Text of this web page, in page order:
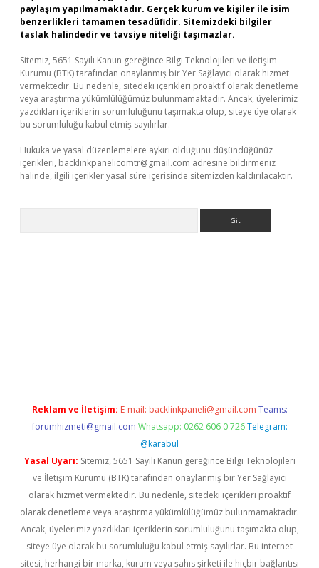
paylaşım yapılmamaktadır. Gerçek kurum ve kişiler ile isim
benzerlikleri tamamen tesadüfidir. Sitemizdeki bilgiler
taslak halindedir ve tavsiye niteliği taşımazlar.
Sitemiz, 5651 Sayılı Kanun gereğince Bilgi Teknolojileri ve İletişim
Kurumu (BTK) tarafından onaylanmış bir Yer Sağlayıcı olarak hizmet
vermektedir. Bu nedenle, sitedeki içerikleri proaktif olarak denetleme
veya araştırma yükümlülüğümüz bulunmamaktadır. Ancak, üyelerimiz
yazdıkları içeriklerin sorumluluğunu taşımakta olup, siteye üye olarak
bu sorumluluğu kabul etmiş sayılırlar.
Hukuka ve yasal düzenlemelere aykırı olduğunu düşündüğünüz
içerikleri, backlinkpanelicomtr@gmail.com adresine bildirmeniz
halinde, ilgili içerikler yasal süre içerisinde sitemizden kaldırılacaktır.
Reklam ve İletişim: E-mail: backlinkpaneli@gmail.com Teams:
forumhizmeti@gmail.com Whatsapp: 0262 606 0 726 Telegram:
@karabul
Yasal Uyarı: Sitemiz, 5651 Sayılı Kanun gereğince Bilgi Teknolojileri
ve İletişim Kurumu (BTK) tarafından onaylanmış bir Yer Sağlayıcı
olarak hizmet vermektedir. Bu nedenle, sitedeki içerikleri proaktif
olarak denetleme veya araştırma yükümlülüğümüz bulunmamaktadır.
Ancak, üyelerimiz yazdıkları içeriklerin sorumluluğunu taşımakta olup,
siteye üye olarak bu sorumluluğu kabul etmiş sayılırlar. Bu internet
sitesi, herhangi bir marka, kurum veya şahıs şirketi ile hiçbir bağlantısı